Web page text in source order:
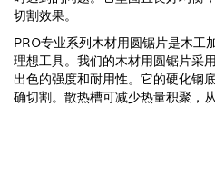
切割效果。
PRO专业系列木材用圆锯片是木工
理想工具。我们的木材用圆锯片采
出色的强度和耐用性。它的硬化钢
确切割。散热槽可减少热量积聚，